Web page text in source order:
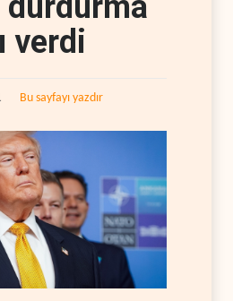
verdi
Bu sayfayı yazdır